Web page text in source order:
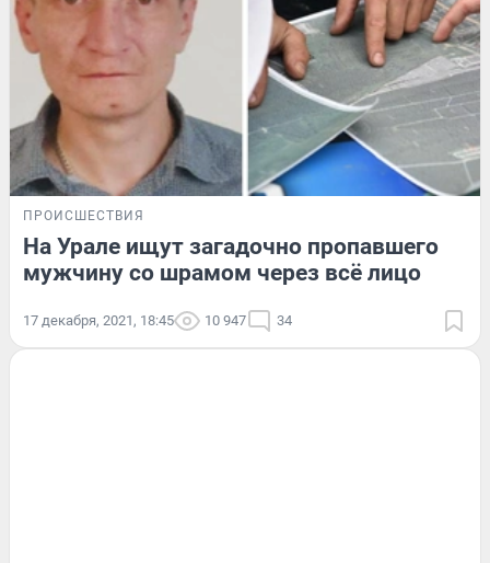
ПРОИСШЕСТВИЯ
На Урале ищут загадочно пропавшего
мужчину со шрамом через всё лицо
17 декабря, 2021, 18:45 10 947 34